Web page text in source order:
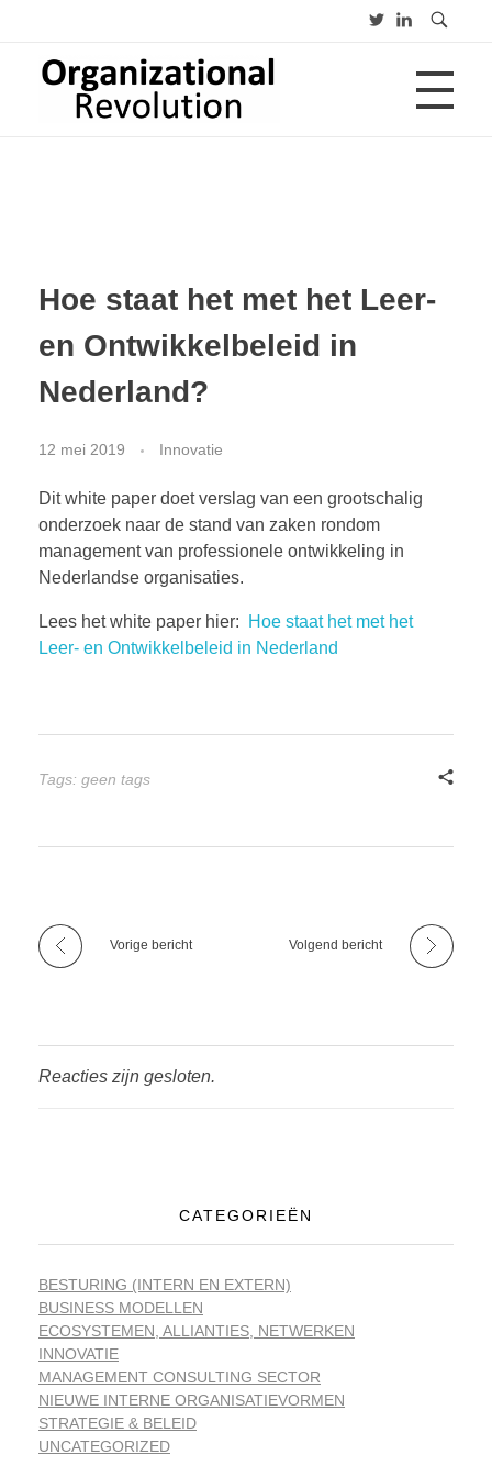
Advies
Lezing
BOEKEN
CONTACT
Hoe staat het met het Leer-
en Ontwikkelbeleid in
Nederland?
12 mei 2019 Innovatie
Dit white paper doet verslag van een grootschalig
onderzoek naar de stand van zaken rondom
management van professionele ontwikkeling in
Nederlandse organisaties.
Lees het white paper hier:
Hoe staat het met het
Leer- en Ontwikkelbeleid in Nederland
Tags: geen tags
Vorige bericht Volgend bericht
Reacties zijn gesloten.
CATEGORIEËN
BESTURING (INTERN EN EXTERN)
BUSINESS MODELLEN
ECOSYSTEMEN, ALLIANTIES, NETWERKEN
INNOVATIE
MANAGEMENT CONSULTING SECTOR
NIEUWE INTERNE ORGANISATIEVORMEN
STRATEGIE & BELEID
UNCATEGORIZED